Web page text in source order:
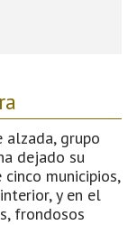
alzada, grupo
dejado su
municipios,
y en el
frondosos